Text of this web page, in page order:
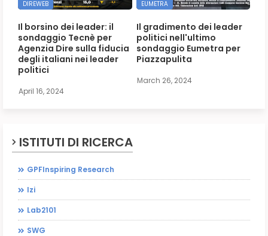
DIREWEB
Il borsino dei leader: il
sondaggio Tecnè per
Agenzia Dire sulla fiducia
degli italiani nei leader
politici
April 16, 2024
EUMETRA
Il gradimento dei leader
politici nell'ultimo
sondaggio Eumetra per
Piazzapulita
March 26, 2024
ISTITUTI DI RICERCA
GPFInspiring Research
Izi
Lab2101
SWG